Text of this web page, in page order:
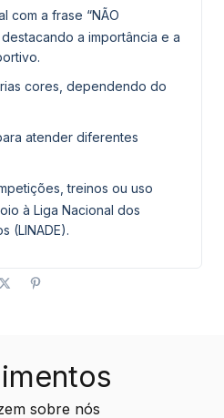
com a frase “NÃO
destacando a importância e a
cores, dependendo do
atender diferentes
treinos ou uso
à Liga Nacional dos
(LINADE).
sobre nós